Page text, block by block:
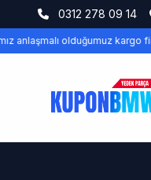
0312 278 09 14
anlaşmalı olduğumuz kargo